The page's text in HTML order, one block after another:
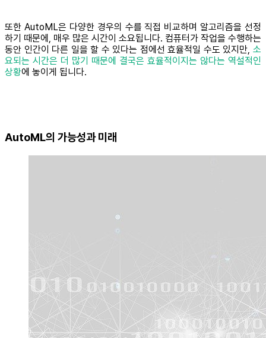
또한 AutoML은 다양한 경우의 수를 직접 비교하며 알고리즘을 선정
하기 때문에, 매우 많은 시간이 소요됩니다. 컴퓨터가 작업을 수행하는
동안 인간이 다른 일을 할 수 있다는 점에선 효율적일 수도 있지만, 소
요되는 시간은 더 많기 때문에 결국은 효율적이지는 않다는 역설적인
상황에 놓이게 됩니다.
AutoML의 가능성과 미래